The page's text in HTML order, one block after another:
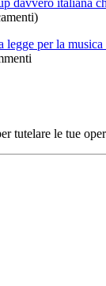
legge per la
tutelare le tue